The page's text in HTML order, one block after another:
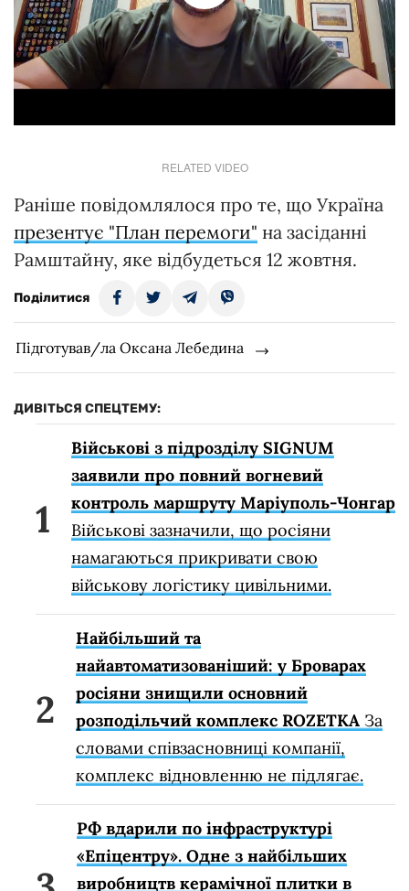
RELATED VIDEO
Раніше повідомлялося про те, що Україна
презентує "План перемоги" на засіданні
Рамштайну, яке відбудеться 12 жовтня.
Поділитися
Підготував/ла Оксана Лебедина
ДИВІТЬСЯ СПЕЦТЕМУ:
Військові з підрозділу SIGNUM
заявили про повний вогневий
контроль маршруту Маріуполь-Чонгар
Військові зазначили, що росіяни
намагаються прикривати свою
військову логістику цивільними.
Найбільший та
найавтоматизованіший: у Броварах
росіяни знищили основний
розподільчий комплекс ROZETKA За
словами співзасновниці компанії,
комплекс відновленню не підлягає.
РФ вдарили по інфраструктурі
«Епіцентру». Одне з найбільших
виробництв керамічної плитки в